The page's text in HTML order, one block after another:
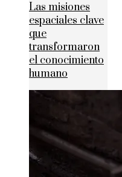
Las misiones
espaciales clave
que
transformaron
el conocimiento
humano